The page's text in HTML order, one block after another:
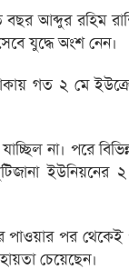
বছর আব্দুর রহিম
যুদ্ধে অংশ নেন।
গত ২ মে
না। পরে
ইউনিয়নের
পর থেকেই
চেয়েছেন।